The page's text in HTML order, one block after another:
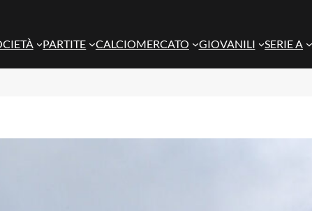
PARTITE CALCIOMERCATO GIOVANILI SERIE A